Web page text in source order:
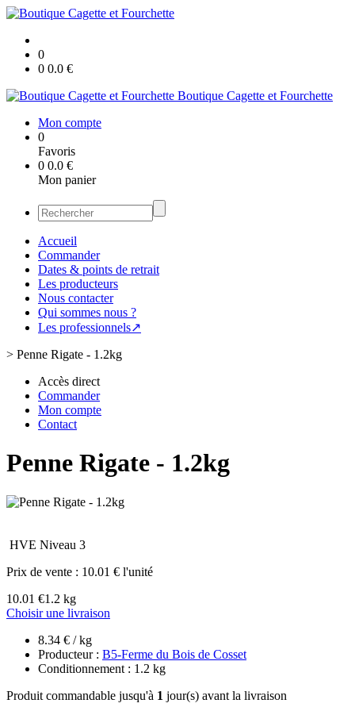
0
0 0.0 €
Boutique Cagette et Fourchette
Mon compte
0
Favoris
0 0.0 €
Mon panier
Accueil
Commander
Dates & points de retrait
Les producteurs
Nous contacter
Qui sommes nous ?
Les professionnels↗
> Penne Rigate - 1.2kg
Accès direct
Commander
Mon compte
Contact
Penne Rigate - 1.2kg
HVE Niveau 3
Prix de vente : 10.01 € l'unité
10.01 €1.2 kg
Choisir une livraison
8.34 € / kg
Producteur : B5-Ferme du Bois de Cosset
Conditionnement : 1.2 kg
Produit commandable jusqu'à 1 jour(s) avant la livraison